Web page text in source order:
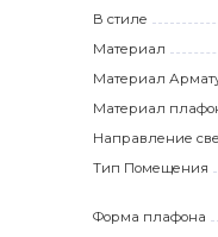
центре
В стиле
Материал
Материал
Материал
Направление
Тип Помещения
Форма плафона